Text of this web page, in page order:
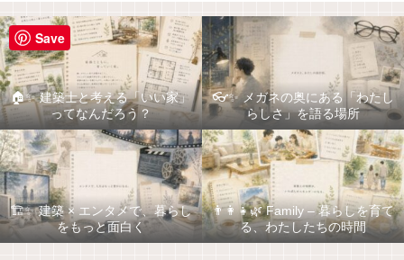
🏠✨ 建築士と考える「いい家」
ってなんだろう？
👓✨ メガネの奥にある「わたし
らしさ」を語る場所
🏗️✨ 建築 × エンタメで、暮らし
をもっと面白く
👨‍👩‍👧🌿 Family – 暮らしを育て
る、わたしたちの時間
Save